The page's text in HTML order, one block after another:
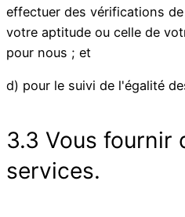
effectuer des vérifications
votre aptitude ou celle de
pour nous ; et
d) pour le suivi de l'égalité
3.3 Vous fournir
services.